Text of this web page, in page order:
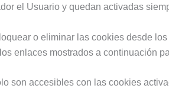
el Usuario y quedan activadas
o eliminar las cookies desde
enlaces mostrados a continuación
son accesibles con las cookies